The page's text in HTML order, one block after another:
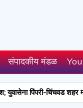
संपादकीय मंडळ
चिंचवड शहर महानगर